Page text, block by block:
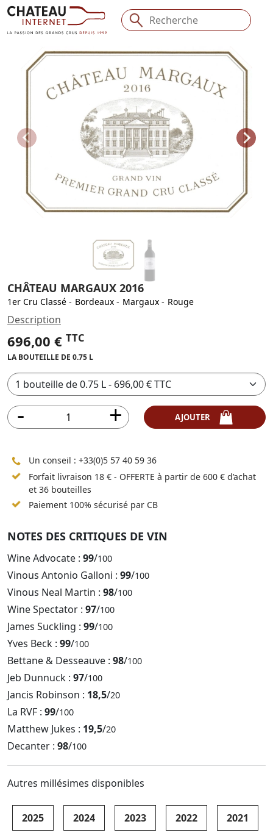
CHÂTEAU MARGAUX 2016
1er Cru Classé - Bordeaux - Margaux - Rouge
Description
696,00 € TTC
LA BOUTEILLE DE 0.75 L
Un conseil : +33(0)5 57 40 59 36
Forfait livraison 18 € - OFFERTE à partir de 600 € d’achat
et 36 bouteilles
Paiement 100% sécurisé par CB
NOTES DES CRITIQUES DE VIN
Wine Advocate : 99/100
Vinous Antonio Galloni : 99/100
Vinous Neal Martin : 98/100
Wine Spectator : 97/100
James Suckling : 99/100
Yves Beck : 99/100
Bettane & Desseauve : 98/100
Jeb Dunnuck : 97/100
Jancis Robinson : 18,5/20
La RVF : 99/100
Matthew Jukes : 19,5/20
Decanter : 98/100
Autres millésimes disponibles
2025 2024 2023 2022 2021